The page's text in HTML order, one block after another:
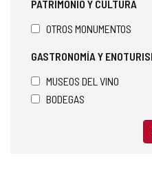
PATRIMONIO Y CULTURA
OTROS MONUMENTOS
GASTRONOMÍA Y
MUSEOS DEL VINO
BODEGAS